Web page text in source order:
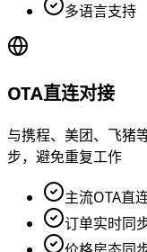
多语言支持
OTA直连对接
与携程、美团、飞猪
步，避免重复工作
主流OTA直
订单实时同